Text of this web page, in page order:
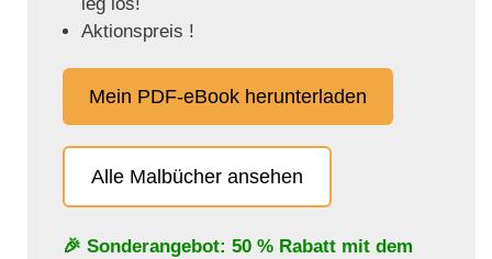
Aktionspreis !
Mein PDF-eBook herunterladen
Alle Malbücher ansehen
🎉 Sonderangebot: 50 % Rabatt mit dem